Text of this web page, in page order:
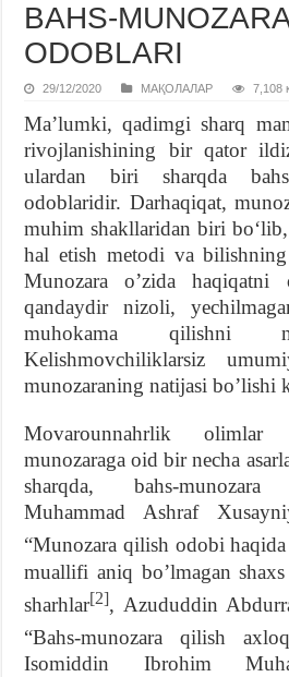
BAHS-
ODOBLARI
29/12/2020 МАҚОЛАЛАР 7,108
Ma’lumki, qadimgi sharq
rivojlanishining bir qator
ulardan biri sharqda
odoblaridir. Darhaqiqat,
muhim shakllaridan biri
hal etish metodi va
Munozara o’zida haqiqatni
qandaydir nizoli,
muhokama qilishni
Kelishmovchiliklarsiz
munozaraning natijasi bo’lishi
Movarounnahrlik olimlar
munozaraga oid bir necha
sharqda, bahs-
Muhammad Ashraf
“Munozara qilish odobi
muallifi aniq bo’lmagan
sharhlar[2], Azududdin
“Bahs-munozara qilish
Isomiddin Ibrohim